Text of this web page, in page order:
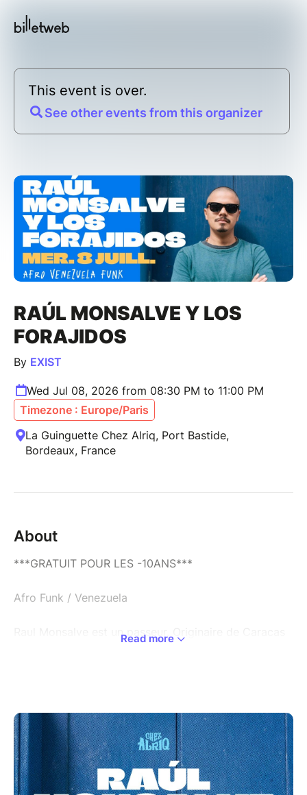
This event is over.
See other events from this organizer
RAÚL MONSALVE Y LOS
FORAJIDOS
By EXIST
Wed Jul 08, 2026 from 08:30 PM to 11:00 PM
Timezone : Europe/Paris
La Guinguette Chez Alriq, Port Bastide,
Bordeaux, France
About
***GRATUIT POUR LES -10ANS***
Afro Funk / Venezuela
Raul Monsalve est un passeur. Originaire de Caracas
Heliocentrics & Orlando Julius et installé à Paris
depuis 10 ans où il n’a de cesse d’explorer les liens
entre les transes ancestrales et contemporaines; la
musique comme force libératrice de l’esprit et du
corps.
Read more